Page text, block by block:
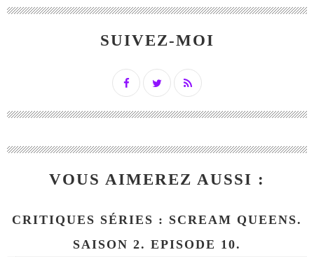
SUIVEZ-MOI
VOUS AIMEREZ AUSSI :
CRITIQUES SÉRIES : SCREAM QUEENS.
SAISON 2. EPISODE 10.